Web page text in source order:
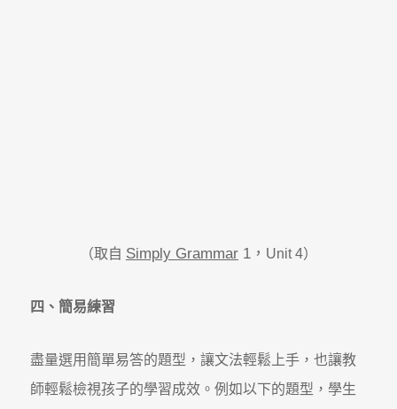
（取自 Simply Grammar1， Unit 4）
四、簡易練習
盡量選用簡單易答的題型，讓文法輕鬆上手，也讓教
師輕鬆檢視孩子的學習成效。例如以下的題型，學生